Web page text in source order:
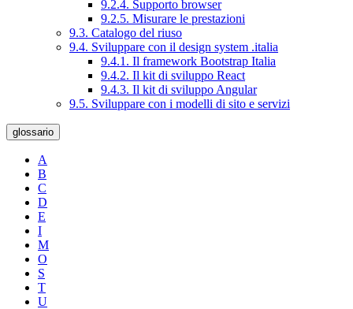
9.2.4. Supporto browser
9.2.5. Misurare le prestazioni
9.3. Catalogo del riuso
9.4. Sviluppare con il design system .italia
9.4.1. Il framework Bootstrap Italia
9.4.2. Il kit di sviluppo React
9.4.3. Il kit di sviluppo Angular
9.5. Sviluppare con i modelli di sito e servizi
glossario
A
B
C
D
E
I
M
O
S
T
U